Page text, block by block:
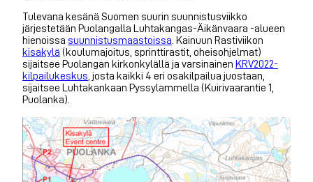
Tulevana kesänä Suomen suurin suunnistusviikko
järjestetään Puolangalla Luhtakangas-Äikänvaara -alueen
hienoissa suunnistusmaastoissa . Kainuun Rastiviikon
kisakylä (koulumajoitus, sprinttirastit, oheisohjelmat)
sijaitsee Puolangan kirkonkylällä ja varsinainen KRV2022-
kilpailukeskus , josta kaikki 4 eri osakilpailua juostaan,
sijaitsee Luhtakankaan Pyssylammella (Kuirivaarantie 1,
Puolanka).